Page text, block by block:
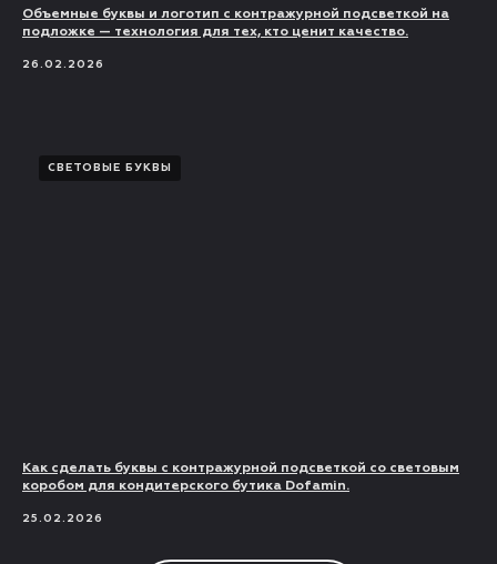
Объемные буквы и логотип с контражурной подсветкой на
подложке — технология для тех, кто ценит качество.
26.02.2026
СВЕТОВЫЕ БУКВЫ
Как сделать буквы с контражурной подсветкой со световым
коробом для кондитерского бутика Dofamin.
25.02.2026